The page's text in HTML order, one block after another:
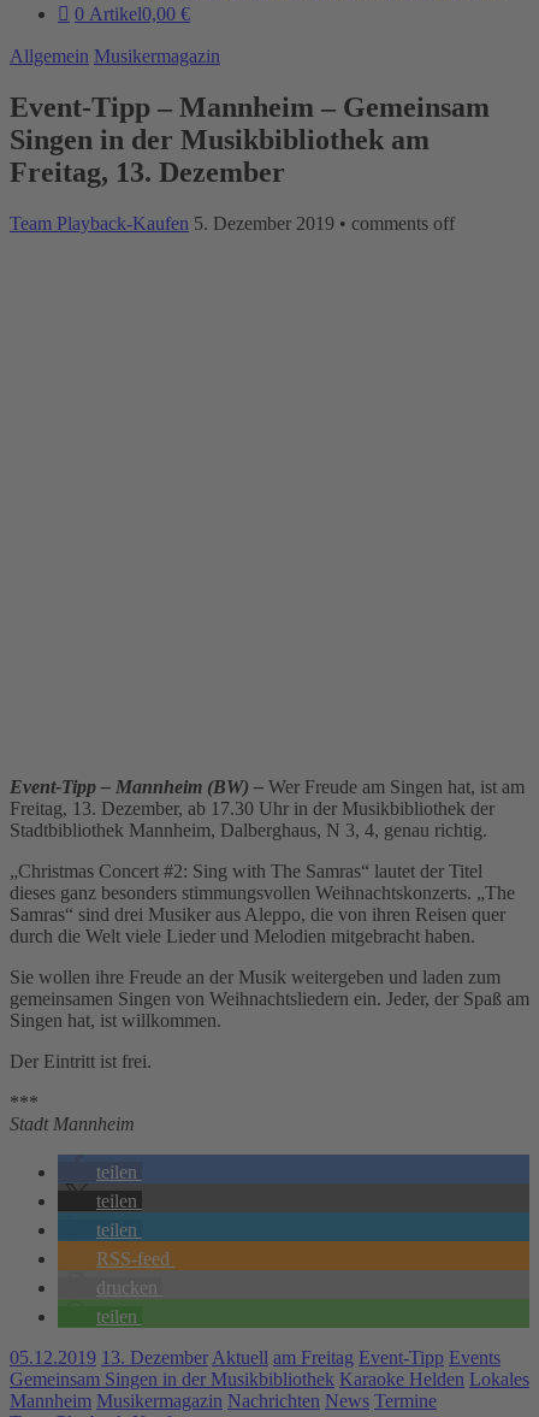
0 Artikel0,00 €
Allgemein Musikermagazin
Event-Tipp – Mannheim – Gemeinsam
Singen in der Musikbibliothek am
Freitag, 13. Dezember
Team Playback-Kaufen 5. Dezember 2019 • comments off
Event-Tipp – Mannheim (BW) – Wer Freude am Singen hat, ist am
Freitag, 13. Dezember, ab 17.30 Uhr in der Musikbibliothek der
Stadtbibliothek Mannheim, Dalberghaus, N 3, 4, genau richtig.
„Christmas Concert #2: Sing with The Samras“ lautet der Titel
dieses ganz besonders stimmungsvollen Weihnachtskonzerts. „The
Samras“ sind drei Musiker aus Aleppo, die von ihren Reisen quer
durch die Welt viele Lieder und Melodien mitgebracht haben.
Sie wollen ihre Freude an der Musik weitergeben und laden zum
gemeinsamen Singen von Weihnachtsliedern ein. Jeder, der Spaß am
Singen hat, ist willkommen.
Der Eintritt ist frei.
***
Stadt Mannheim
teilen
teilen
teilen
RSS-feed
drucken
teilen
05.12.2019 13. Dezember Aktuell am Freitag Event-Tipp Events
Gemeinsam Singen in der Musikbibliothek Karaoke Helden Lokales
Mannheim Musikermagazin Nachrichten News Termine